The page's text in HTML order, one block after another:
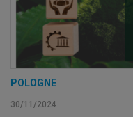
POLOGNE
30/11/2024